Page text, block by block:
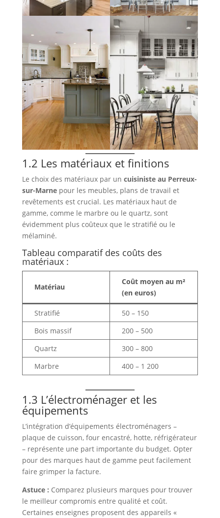
1.2 Les matériaux et finitions
Le choix des matériaux par un cuisiniste au Perreux-
sur-Marnepour les meubles, plans de travail et
revêtements est crucial. Les matériaux haut de
gamme, comme le marbre ou le quartz, sont
évidemment plus coûteux que le stratifié ou le
mélaminé.
Tableau comparatif des coûts des
matériaux :
Matériau
Coût moyen au m²
(en euros)
Stratifié
50 – 150
Bois massif
200 – 500
Quartz
300 – 800
Marbre
400 – 1 200
1.3 L’électroménager et les
équipements
L’intégration d’équipements électroménagers –
plaque de cuisson, four encastré, hotte, réfrigérateur
– représente une part importante du budget. Opter
pour des marques haut de gamme peut facilement
faire grimper la facture.
Astuce : Comparez plusieurs marques pour trouver
le meilleur compromis entre qualité et coût.
Certaines enseignes proposent des appareils «